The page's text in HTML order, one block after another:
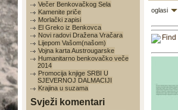
Večer Benkovačkog Sela
Kamenite priče
Morlački zapisi
El Greko iz Benkovca
Novi radovi Dražena Vračara
Lijepom Vašom(našom)
Vojna karta Austrougarske
Humanitarno benkovačko veče
2014
Promocija knjige SRBI U
SJEVERNOJ DALMACIJI
Krajina u suzama
Svježi komentari
oglasi